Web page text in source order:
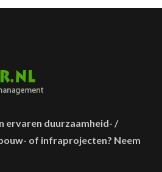
ervaren duurzaamheid- /
of infraprojecten? Neem